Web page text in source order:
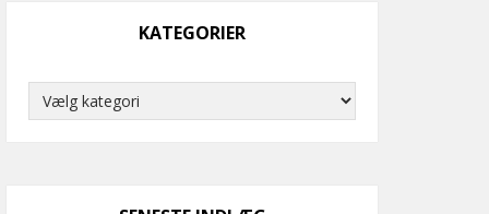
KATEGORIER
Kategorier